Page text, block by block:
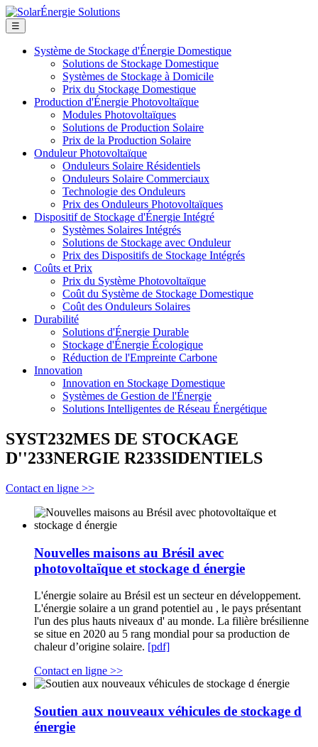
☰
Système de Stockage d'Énergie Domestique
Solutions de Stockage Domestique
Systèmes de Stockage à Domicile
Prix du Stockage Domestique
Production d'Énergie Photovoltaïque
Modules Photovoltaïques
Solutions de Production Solaire
Prix de la Production Solaire
Onduleur Photovoltaïque
Onduleurs Solaire Résidentiels
Onduleurs Solaire Commerciaux
Technologie des Onduleurs
Prix des Onduleurs Photovoltaïques
Dispositif de Stockage d'Énergie Intégré
Systèmes Solaires Intégrés
Solutions de Stockage avec Onduleur
Prix des Dispositifs de Stockage Intégrés
Coûts et Prix
Prix du Système Photovoltaïque
Coût du Système de Stockage Domestique
Coût des Onduleurs Solaires
Durabilité
Solutions d'Énergie Durable
Stockage d'Énergie Écologique
Réduction de l'Empreinte Carbone
Innovation
Innovation en Stockage Domestique
Systèmes de Gestion de l'Énergie
Solutions Intelligentes de Réseau Énergétique
SYST232MES DE STOCKAGE
D''233NERGIE R233SIDENTIELS
Contact en ligne >>
Nouvelles maisons au Brésil avec
photovoltaïque et stockage d énergie
L'énergie solaire au Brésil est un secteur en développement.
L'énergie solaire a un grand potentiel au , le pays présentant
l'un des plus hauts niveaux d' au monde. La filière brésilienne
se situe en 2020 au 5 rang mondial pour sa production de
chaleur d’origine solaire. [pdf]
Contact en ligne >>
Soutien aux nouveaux véhicules de stockage d
énergie